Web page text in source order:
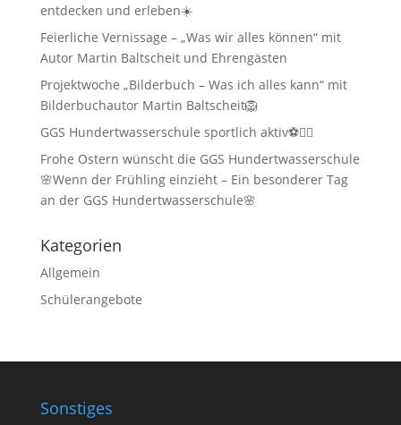
entdecken und erleben☀️
Feierliche Vernissage – „Was wir alles können“ mit
Autor Martin Baltscheit und Ehrengästen
Projektwoche „Bilderbuch – Was ich alles kann“ mit
Bilderbuchautor Martin Baltscheit🦁
GGS Hundertwasserschule sportlich aktiv⚽🏃‍♂️
Frohe Ostern wünscht die GGS Hundertwasserschule
🌸Wenn der Frühling einzieht – Ein besonderer Tag
an der GGS Hundertwasserschule🌸
Kategorien
Allgemein
Schülerangebote
Sonstiges